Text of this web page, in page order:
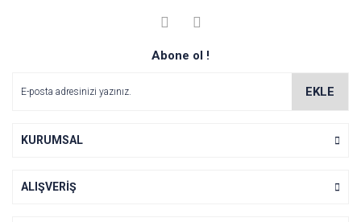
Yorum Yaz
Soru Sor
Görüş ve önerileriniz için teşekkür ederiz.
Ürün açıklamasında eksik bilgiler bulunuyor.
Ürün fiyatı diğer sitelerden daha pahalı.
Abone ol !
EKLE
KURUMSAL
ALIŞVERİŞ